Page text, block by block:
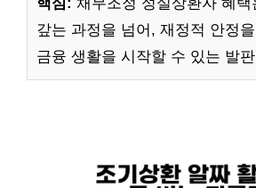
갚는 과정을 넘어, 재정적 안정
금융 생활을 시작할 수 있는 발